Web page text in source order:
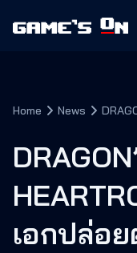
Home News
เอกปล่อ